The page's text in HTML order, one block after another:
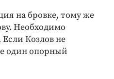
на бровке, тому же
Необходимо
Козлов не
один опорный